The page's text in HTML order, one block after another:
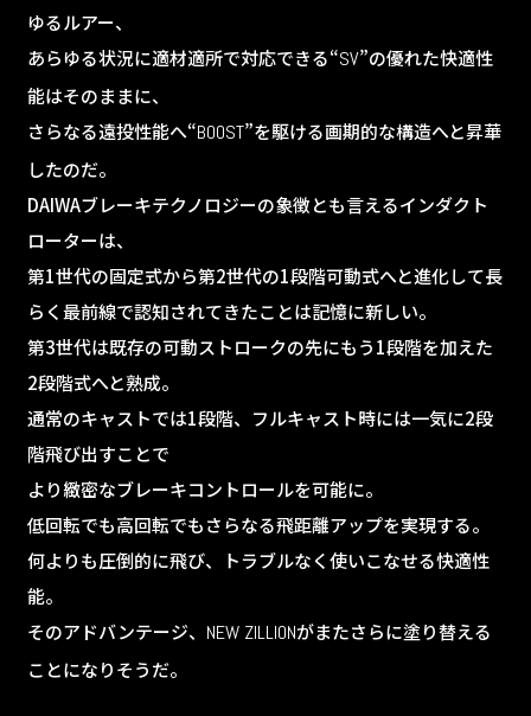
ゆるルアー、
あらゆる状況に適材適所で対応できる“SV”の優れた快適性
能はそのままに、
さらなる遠投性能へ“BOOST”を駆ける画期的な構造へと昇華
したのだ。
DAIWAブレーキテクノロジーの象徴とも言えるインダクト
ローターは、
第1世代の固定式から第2世代の1段階可動式へと進化して長
らく最前線で認知されてきたことは記憶に新しい。
第3世代は既存の可動ストロークの先にもう1段階を加えた
2段階式へと熟成。
通常のキャストでは1段階、フルキャスト時には一気に2段
階飛び出すことで
より緻密なブレーキコントロールを可能に。
低回転でも高回転でもさらなる飛距離アップを実現する。
何よりも圧倒的に飛び、トラブルなく使いこなせる快適性
能。
そのアドバンテージ、 NEW ZILLIONがまたさらに塗り替える
ことになりそうだ。